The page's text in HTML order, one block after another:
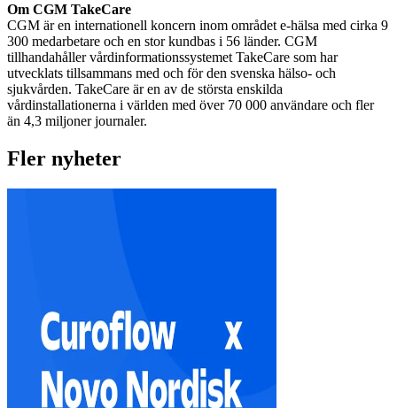
Om CGM TakeCare
CGM är en internationell koncern inom området e-hälsa med cirka 9
300 medarbetare och en stor kundbas i 56 länder. CGM
tillhandahåller vårdinformationssystemet TakeCare som har
utvecklats tillsammans med och för den svenska hälso- och
sjukvården. TakeCare är en av de största enskilda
vårdinstallationerna i världen med över 70 000 användare och fler
än 4,3 miljoner journaler.
Fler nyheter